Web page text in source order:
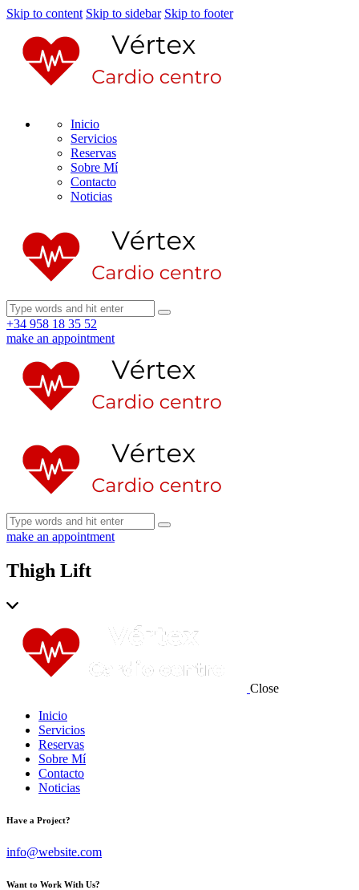
Skip to content Skip to sidebar Skip to footer
Inicio
Servicios
Reservas
Sobre Mí
Contacto
Noticias
+34 958 18 35 52
make an appointment
make an appointment
Thigh Lift
Close
Inicio
Servicios
Reservas
Sobre Mí
Contacto
Noticias
Have a Project?
info@website.com
Want to Work With Us?